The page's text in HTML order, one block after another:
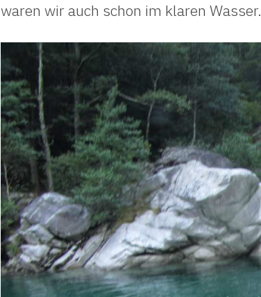
waren wir auch schon im klaren Wasser.